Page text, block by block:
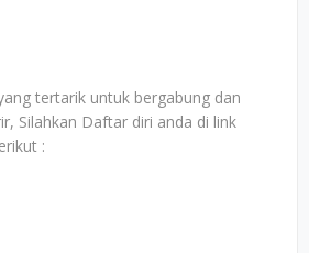
tertarik untuk bergabung dan
Silahkan Daftar diri anda di link
: